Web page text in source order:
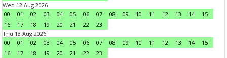
Wed 12 Aug 2026
00
01 02 03 04 05 06 07 08 09 10 11 12 13 14
15
16
17 18 19 20 21 22
23
Thu 13 Aug 2026
00
01 02 03 04 05 06 07 08 09 10 11 12 13 14
15
16
17 18 19 20 21 22
23